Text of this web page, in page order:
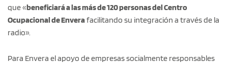
que «beneficiará a las más de 120 personas del Centro
Ocupacional de Enverafacilitando su integración a través de la
radio».
Para Envera el apoyo de empresas socialmente responsables